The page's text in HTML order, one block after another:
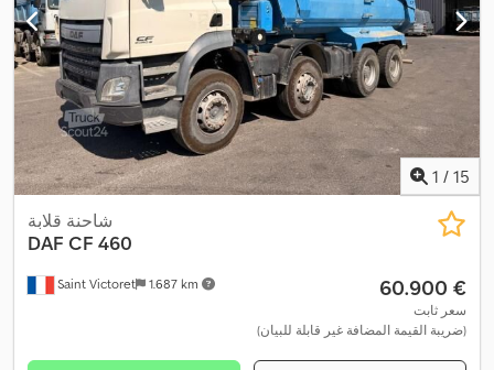
1 / 15
Saint Victoret 1.687 km
شاحنة قلابة
DAF CF 460
‏60.900 €
سعر ثابت
(ضريبة القيمة المضافة غير قابلة للبيان)